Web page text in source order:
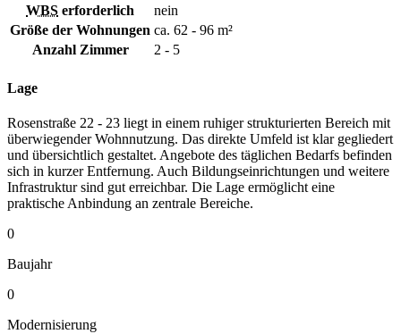
WBS erforderlich
nein
Größe der Wohnungen ca. 62 - 96 m²
Anzahl Zimmer
2 - 5
Lage
Rosenstraße 22 - 23 liegt in einem ruhiger strukturierten Bereich mit
überwiegender Wohnnutzung. Das direkte Umfeld ist klar gegliedert
und übersichtlich gestaltet. Angebote des täglichen Bedarfs befinden
sich in kurzer Entfernung. Auch Bildungseinrichtungen und weitere
Infrastruktur sind gut erreichbar. Die Lage ermöglicht eine
praktische Anbindung an zentrale Bereiche.
0
Baujahr
0
Modernisierung